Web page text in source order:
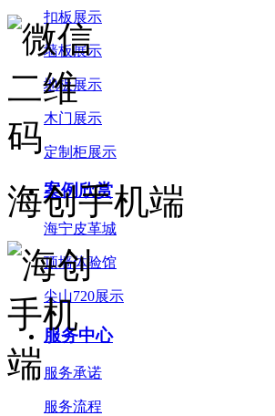
扣板展示
墙板展示
地板展示
木门展示
定制柜展示
案例欣赏
海宁皮革城
顶墙体验馆
尖山720展示
服务中心
服务承诺
服务流程
海创手机端